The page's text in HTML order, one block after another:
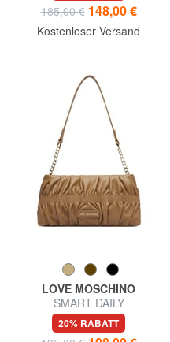
185,00 € 148,00 €
Kostenloser Versand
LOVE MOSCHINO
SMART DAILY
Umhängetasche
20% RABATT